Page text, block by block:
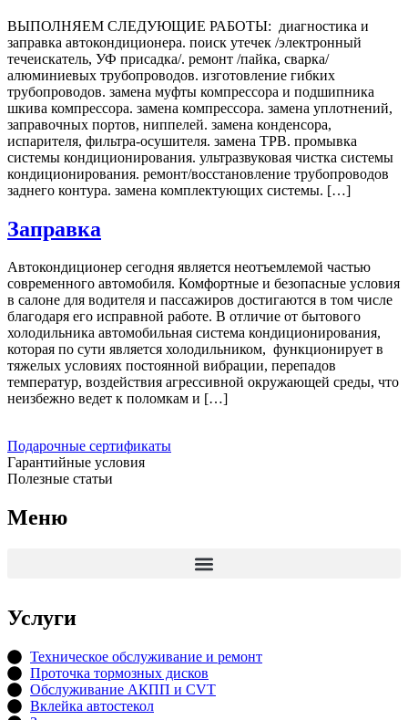
ВЫПОЛНЯЕМ СЛЕДУЮЩИЕ РАБОТЫ: диагностика и
заправка автокондиционера. поиск утечек /электронный
течеискатель, УФ присадка/. ремонт /пайка, сварка/
алюминиевых трубопроводов. изготовление гибких
трубопроводов. замена муфты компрессора и подшипника
шкива компрессора. замена компрессора. замена уплотнений,
заправочных портов, ниппелей. замена конденсора,
испарителя, фильтра-осушителя. замена ТРВ. промывка
системы кондиционирования. ультразвуковая чистка системы
кондиционирования. ремонт/восстановление трубопроводов
заднего контура. замена комплектующих системы. […]
Заправка
Автокондиционер сегодня является неотъемлемой частью
современного автомобиля. Комфортные и безопасные условия
в салоне для водителя и пассажиров достигаются в том числе
благодаря его исправной работе. В отличие от бытового
холодильника автомобильная система кондиционирования,
которая по сути является холодильником, функционирует в
тяжелых условиях постоянной вибрации, перепадов
температур, воздействия агрессивной окружающей среды, что
неизбежно ведет к поломкам и […]
Подарочные сертификаты
Гарантийные условия
Полезные статьи
Меню
Услуги
Техническое обслуживание и ремонт
Проточка тормозных дисков
Обслуживание АКПП и CVT
Вклейка автостекол